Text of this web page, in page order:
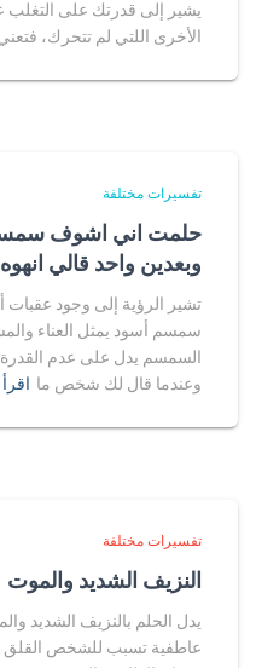
يشير إلى قدرتك على التغلب
الأخرى اللتي لم تتحرك،
تفسيرات مختلفة
حلمت اني اشوف
وبعدين واحد قالي
تشير الرؤية إلى وجود عقبات
سمسم أسود يمثل العناء
السمسم يدل على عدم القدرة
وعندما قال لك شخص ما اقرأ
تفسيرات مختلفة
النزيف الشديد والموت
يدل الحلم بالنزيف الشديد
عاطفية تسبب للشخص القلق